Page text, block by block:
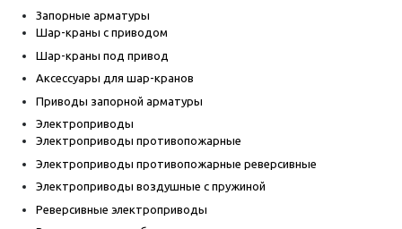
Запорные арматуры
Шар-краны с приводом
Шар-краны под привод
Аксессуары для шар-кранов
Приводы запорной арматуры
Электроприводы
Электроприводы противопожарные
Электроприводы противопожарные реверсивные
Электроприводы воздушные с пружиной
Реверсивные электроприводы